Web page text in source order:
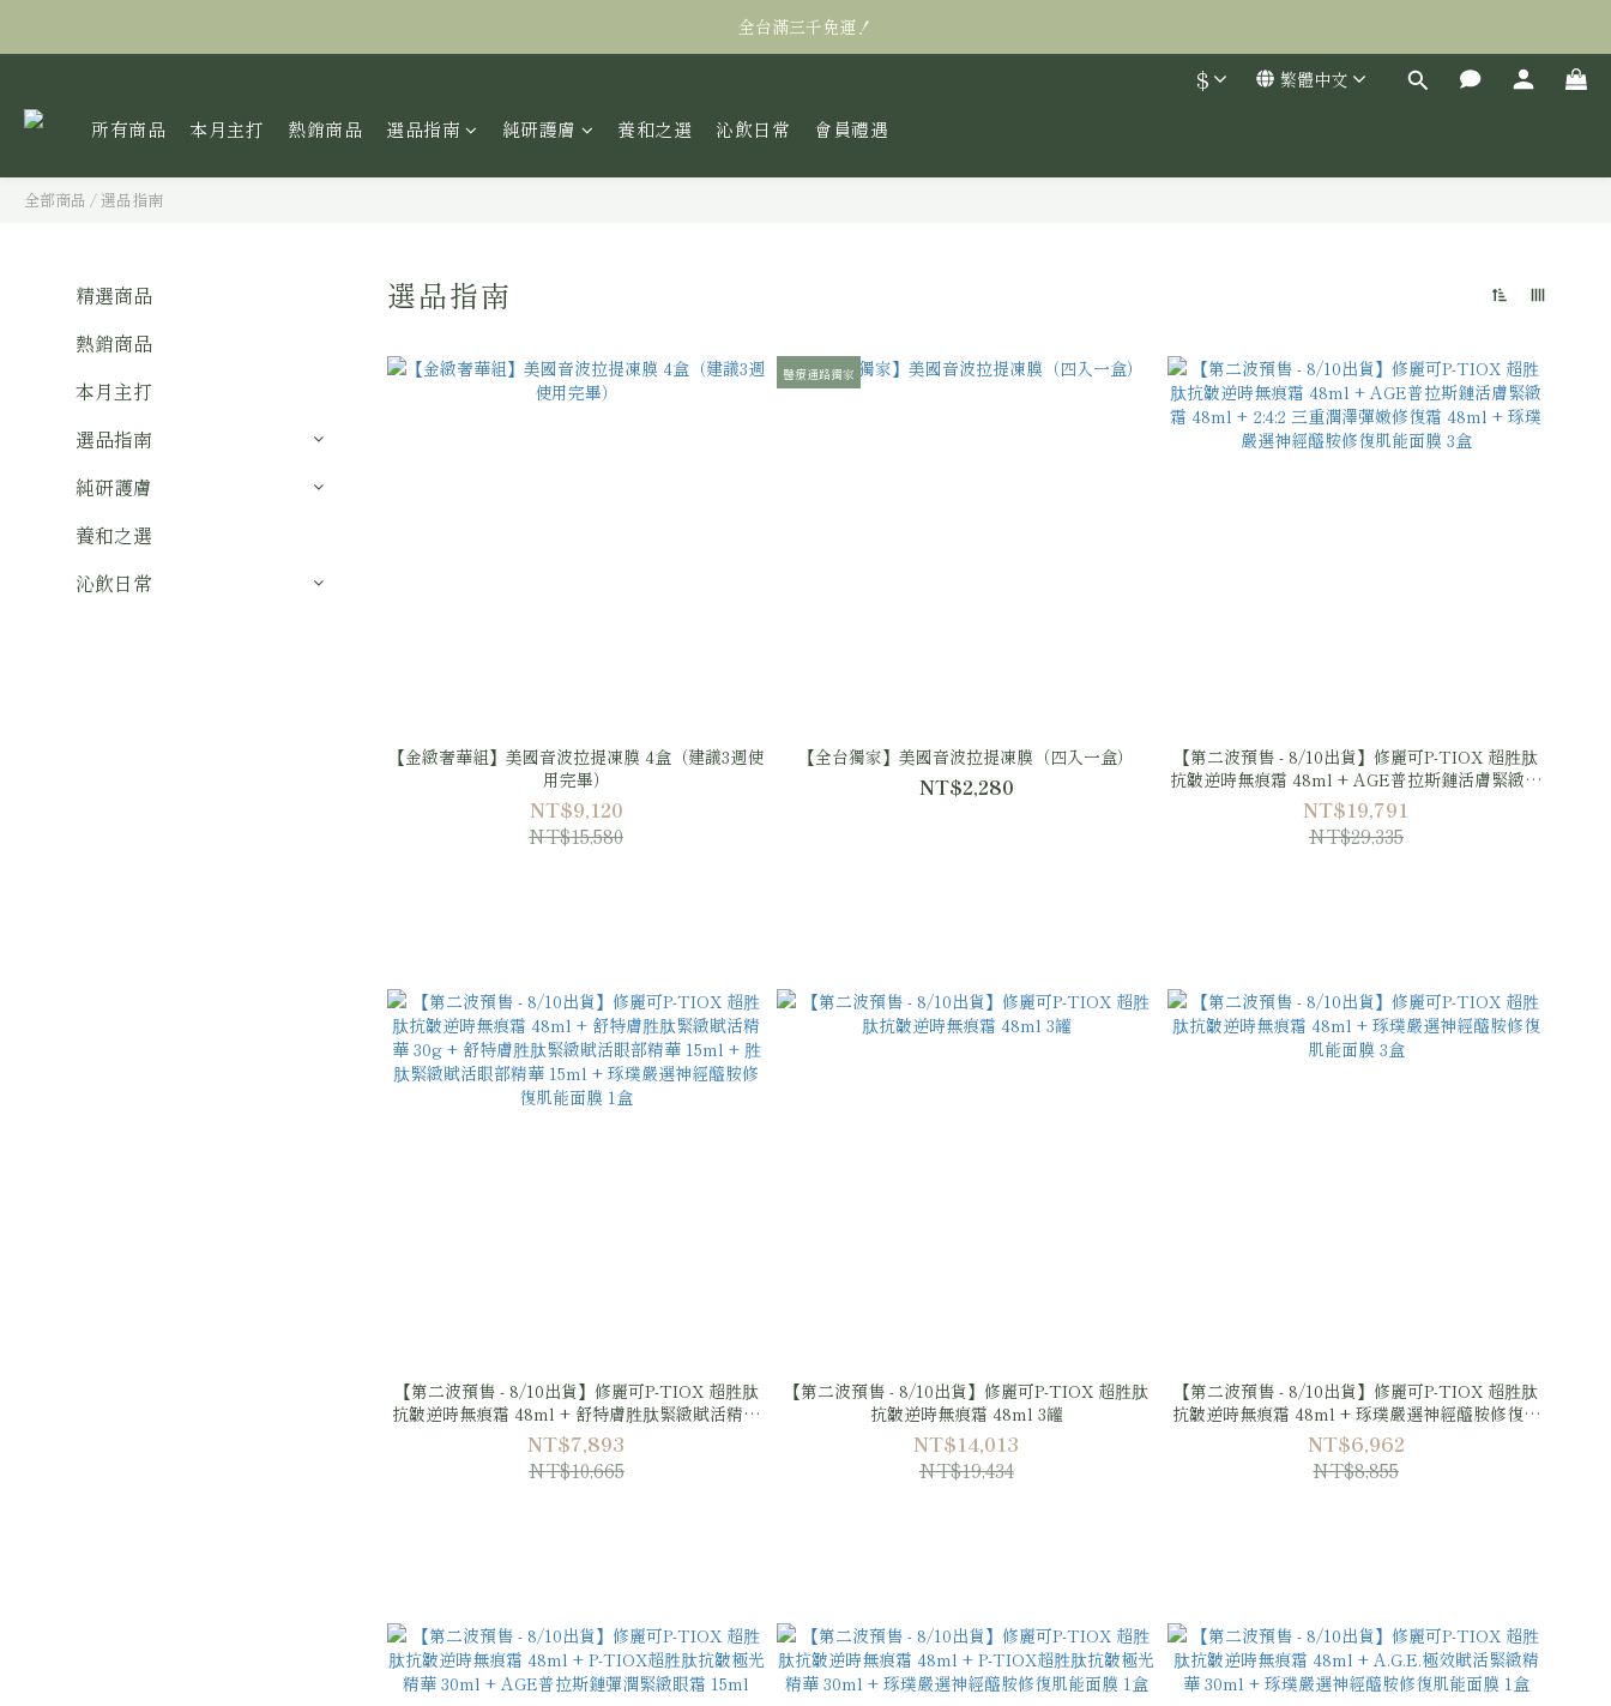
全台滿三千免運！
全台滿三千免運！
全台滿三千免運！
$ 繁體中文
所有商品 本月主打 熱銷商品 選品指南 純研護膚 養和之選 沁飲日常 會員禮遇
全部商品 /選品指南
精選商品
熱銷商品
本月主打
選品指南
純研護膚
養和之選
沁飲日常
選品指南
【金緻奢華組】美國音波拉提凍膜 4盒（建議3週使
用完畢）
NT$9,120
NT$15,580
醫療通路獨家
【全台獨家】美國音波拉提凍膜（四入一盒）
NT$2,280
【第二波預售 - 8/10出貨】修麗可P-TIOX 超胜肽
抗皺逆時無痕霜 48ml + AGE普拉斯鏈活膚緊緻霜
48ml + 2:4:2 三重潤澤彈嫩修復霜 48ml + 琢璞嚴
選神經醯胺修復肌能面膜 3盒
NT$19,791
NT$29,335
【第二波預售 - 8/10出貨】修麗可P-TIOX 超胜肽
抗皺逆時無痕霜 48ml + 舒特膚胜肽緊緻賦活精華
30g + 舒特膚胜肽緊緻賦活眼部精華 15ml + 胜肽
緊緻賦活眼部精華 15ml + 琢璞嚴選神經醯胺修復
肌能面膜 1盒
NT$7,893
NT$10,665
【第二波預售 - 8/10出貨】修麗可P-TIOX 超胜肽
抗皺逆時無痕霜 48ml 3罐
NT$14,013
NT$19,434
【第二波預售 - 8/10出貨】修麗可P-TIOX 超胜肽
抗皺逆時無痕霜 48ml + 琢璞嚴選神經醯胺修復肌
能面膜 3盒
NT$6,962
NT$8,855